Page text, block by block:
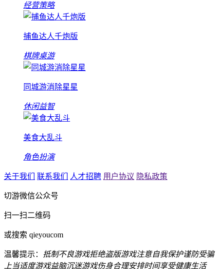
经营策略
捕鱼达人千炮版
棋牌桌游
同城游消除星星
休闲益智
美食大乱斗
角色扮演
关于我们 联系我们 人才招聘 用户协议 隐私政策
切游微信公众号
扫一扫二维码
或搜索 qieyoucom
温馨提示： 抵制不良游戏拒绝盗版游戏注意自我保护谨防受骗
上当适度游戏益脑沉迷游戏伤身合理安排时间享受健康生活